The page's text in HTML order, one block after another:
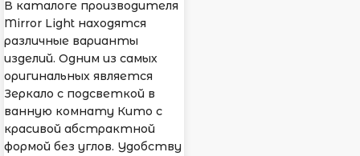
В каталоге производителя
Mirror Light находятся
различные варианты
изделий. Одним из самых
оригинальных является
Зеркало с подсветкой в
ванную комнату Кито с
красивой абстрактной
формой без углов. Удобству